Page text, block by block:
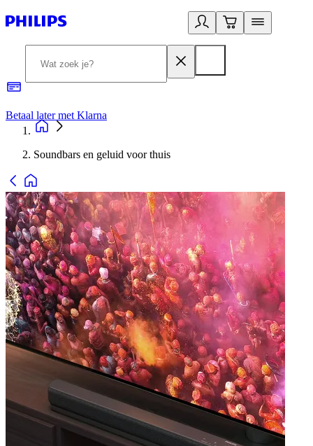
Betaal later met Klarna
Soundbars en geluid voor thuis